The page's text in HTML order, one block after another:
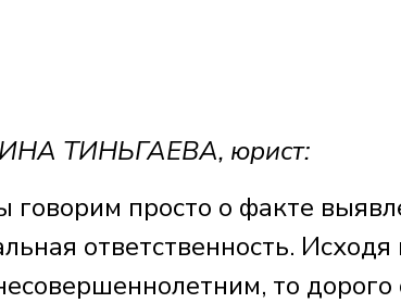
ТИНЬГАЕВА, юрист:
говорим просто о факте
ответственность.
то